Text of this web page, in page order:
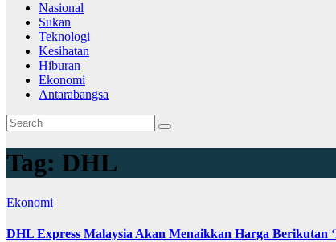
Nasional
Sukan
Teknologi
Kesihatan
Hiburan
Ekonomi
Antarabangsa
Tag: DHL
Ekonomi
DHL Express Malaysia Akan Menaikkan Harga Berikutan